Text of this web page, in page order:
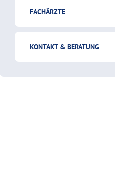
FACHÄRZTE
KONTAKT & BERATUNG